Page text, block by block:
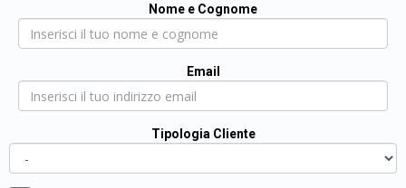
Nome e Cognome
Email
Tipologia Cliente